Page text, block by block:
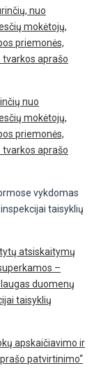
nuo
mokėtojų,
priemonės,
aprašo
nuo
mokėtojų,
priemonės,
aprašo
vykdomas
taisyklių
atsiskaitymų
–
duomenų
taisyklių
apskaičiavimo ir
patvirtinimo“